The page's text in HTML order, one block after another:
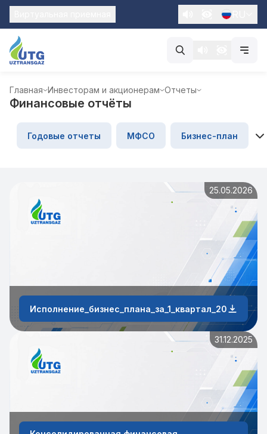
Главная Инвесторам и акционерам Отчеты
Финансовые отчёты
Годовые отчеты МФСО Бизнес-план
25.05.2026
Исполнение_бизнес_плана_за_1_квартал_2026_года
31.12.2025